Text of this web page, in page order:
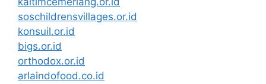
soschildrensvillages.or.id
konsuil.or.id
bigs.or.id
orthodox.or.id
arlaindofood.co.id